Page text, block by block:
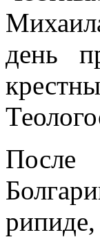
день
После